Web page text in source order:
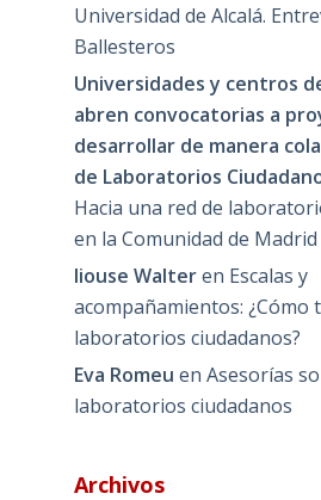
Universidad de Alcalá.
Ballesteros
Universidades y centros
abren convocatorias a
desarrollar de manera
de Laboratorios
Hacia una red de
en la Comunidad de Madrid
liouse Walteren Escalas y
acompañamientos: ¿Cómo
laboratorios ciudadanos?
Eva Romeu en Asesorías
laboratorios ciudadanos
Archivos